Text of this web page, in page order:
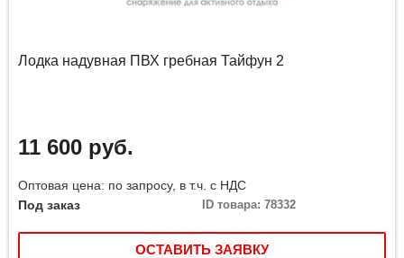
Лодка надувная ПВХ гребная Тайфун 2
11 600 руб.
Оптовая цена: по запросу, в т.ч. с НДС
Под заказ
ID товара: 78332
ОСТАВИТЬ ЗАЯВКУ